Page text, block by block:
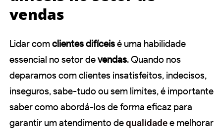
vendas
Lidar comclientes difíceisé uma habilidade
essencial no setor devendas. Quando nos
deparamos com clientes insatisfeitos, indecisos,
inseguros, sabe-tudo ou sem limites, é importante
saber como abordá-los de forma eficaz para
garantir um atendimento dequalidadee melhorar